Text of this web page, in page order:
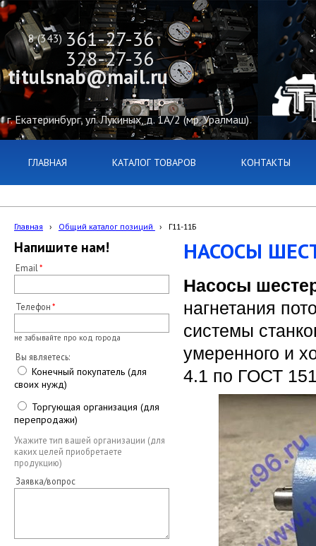
8 (343) 361-27-36
г. Екатеринбург, ул. Лукиных, д. 1А/2 (мр. Уралмаш)
328-27-36
titulsnab@mail.ru
ГЛАВНАЯ КАТАЛОГ ТОВАРОВ КОНТАКТЫ
Главная › Общий каталог позиций › Г11-11Б
Напишите нам!
Email
Телефон
не забывайте про код города
Вы являетесь:
Конечный покупатель (для
своих нужд)
Торгующая организация (для
перепродажи)
Укажите тип вашей организации (для
каких целей приобретаете
продукцию)
Заявка/вопрос
НАСОСЫ
Насосы
нагнетания
системы
умеренного и
4.1 по ГОСТ